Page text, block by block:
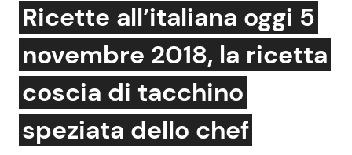
News e Cronaca
Attualità Italiana
Dal Mondo
Gossip e TV
Bellezze VIP
Coppie VIP
Ricette all’italiana oggi 5
novembre 2018, la ricetta
coscia di tacchino
speziata dello chef